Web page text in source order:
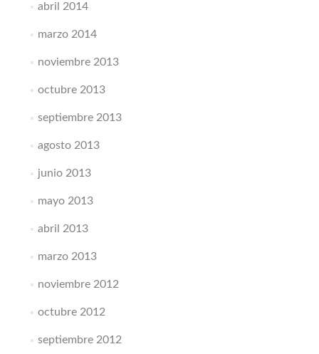
abril 2014
marzo 2014
noviembre 2013
octubre 2013
septiembre 2013
agosto 2013
junio 2013
mayo 2013
abril 2013
marzo 2013
noviembre 2012
octubre 2012
septiembre 2012